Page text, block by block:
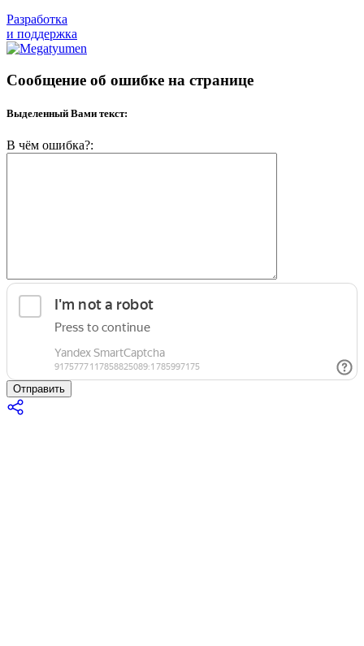
Разработка
и поддержка
Сообщение об ошибке на странице
Выделенный Вами текст:
В чём ошибка?:
Отправить